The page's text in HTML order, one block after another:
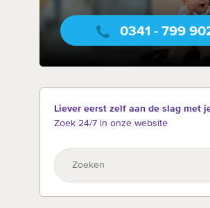
0341 - 799
Liever eerst zelf aan de slag met
Zoek 24/7 in onze website